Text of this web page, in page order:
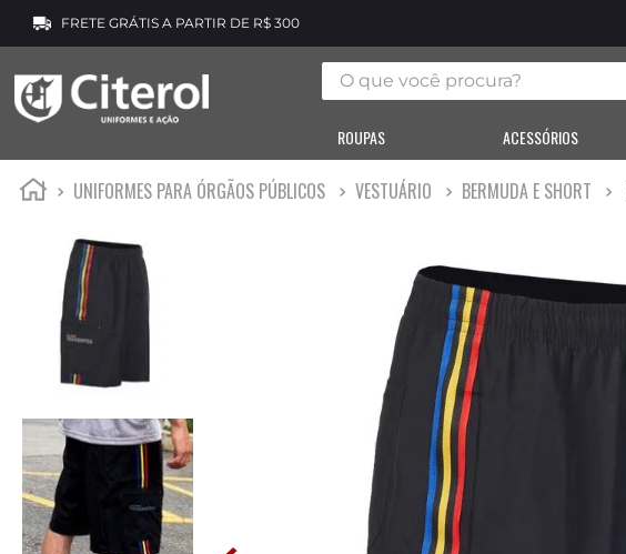
FRETE GRÁTIS A PARTIR DE R$ 300
O que você procura?
ROUPAS ACESSÓRIOS
UNIFORMES PARA ÓRGÃOS PÚBLICOS VESTUÁRIO BERMUDA E SHORT